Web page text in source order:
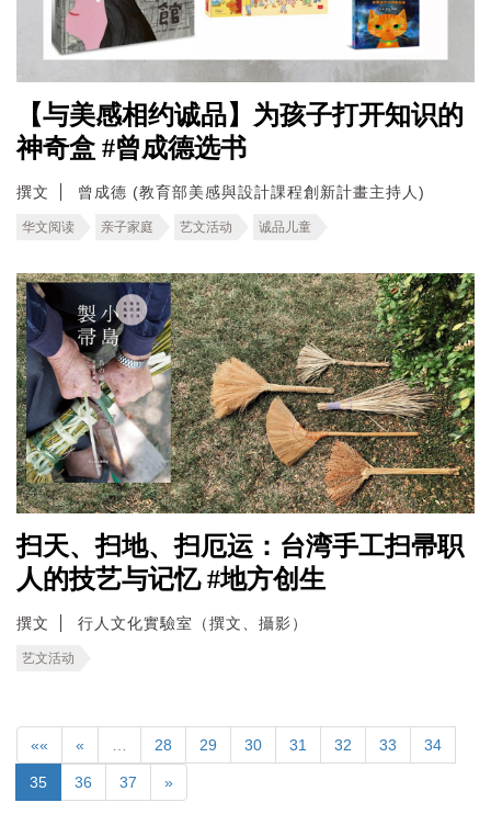
【与美感相约诚品】为孩子打开知识的
神奇盒 #曾成德选书
撰文 曾成德 (教育部美感與設計課程創新計畫主持人)
华文阅读 亲子家庭 艺文活动 诚品儿童
扫天、扫地、扫厄运：台湾手工扫帚职
人的技艺与记忆 #地方创生
撰文 行人文化實驗室（撰文、攝影）
艺文活动
«« « 28 29 30 31 32 33 34
35 36 37 »